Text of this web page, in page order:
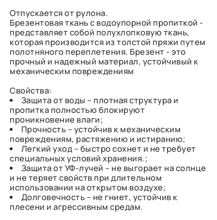
Отпускается от рулона.
Брезентовая ткань с водоупорной пропиткой -
представляет собой полухлопковую ткань,
которая производится из толстой пряжи путем
полотняного переплетения. Брезент - это
прочный и надежный материал, устойчивый к
механическим повреждениям
Свойства:
Защита от воды – плотная структура и
пропитка полностью блокируют
проникновение влаги;
Прочность – устойчив к механическим
повреждениям, растяжению и истиранию;
Легкий уход – быстро сохнет и не требует
специальных условий хранения.;
Защита от УФ-лучей – не выгорает на солнце
и не теряет свойств при длительном
использовании на открытом воздухе;
Долговечность – не гниет, устойчив к
плесени и агрессивным средам.